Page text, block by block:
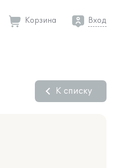
Корзина Вход
К списку